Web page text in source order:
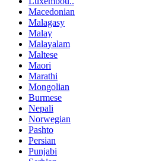
Macedonian
Malagasy
Malay
Malayalam
Maltese
Maori
Marathi
Mongolian
Burmese
Nepali
Norwegian
Pashto
Persian
Punjabi